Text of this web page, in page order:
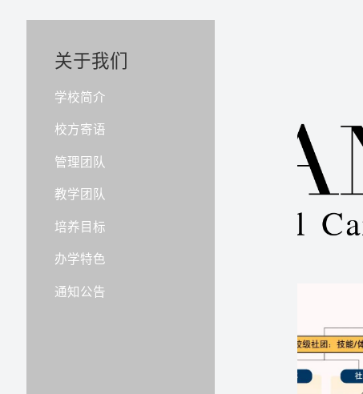
关于我们
学校简介
校方寄语
管理团队
教学团队
培养目标
办学特色
通知公告